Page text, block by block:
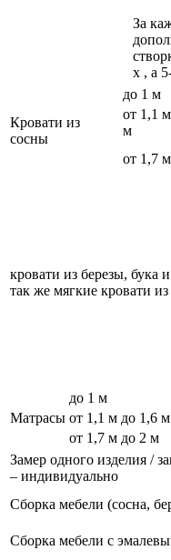
За
х , а
Кровати из
сосны
до 1 м
от 1,1
м
от 1,7
кровати из березы, бука
так же мягкие кровати из
Матрасы
до 1 м
от 1,1 м до 1,6 м
от 1,7 м до 2 м
Замер одного изделия /
– индивидуально
Сборка мебели (сосна,
Сборка мебели с